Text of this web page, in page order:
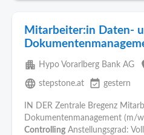
Mitarbeiter:in Daten-
apartment Hypo Vorarlberg Bank AG
language stepstone.at event_available gestern
IN DER Zentrale Bregenz
Dokumentenmanagement (m/
Controlling Anstellungsgrad: